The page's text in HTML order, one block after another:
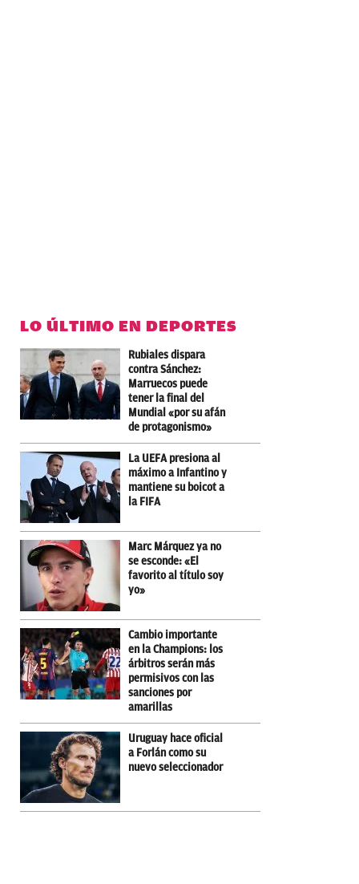
LO ÚLTIMO EN DEPORTES
Rubiales dispara
contra Sánchez:
Marruecos puede
tener la final del
Mundial «por su afán
de protagonismo»
La UEFA presiona al
máximo a Infantino y
mantiene su boicot a
la FIFA
Marc Márquez ya no
se esconde: «El
favorito al título soy
yo»
Cambio importante
en la Champions: los
árbitros serán más
permisivos con las
sanciones por
amarillas
Uruguay hace oficial
a Forlán como su
nuevo seleccionador